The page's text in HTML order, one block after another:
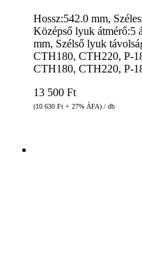
Hossz:542.0 mm,
Középső lyuk átmérő:5
mm, Szélső lyuk
CTH180, CTH220, P-
CTH180, CTH220, P-
13 500 Ft
(10 630 Ft + 27% ÁFA) / db